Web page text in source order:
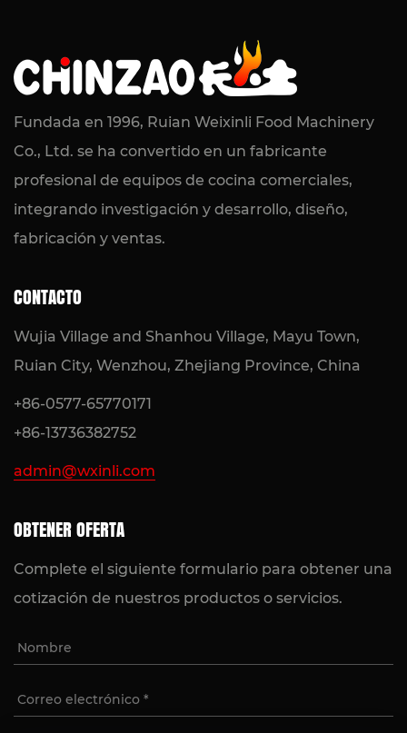
2026-07-24 / Noticias de la industria
Máquina eléctrica de baño María de
combustión en seco: calentamiento
confiable de alimentos para cocinas
comerciales
LEER MÁS
Fundada en 1996, Ruian Weixinli Food Machinery
Co., Ltd. se ha convertido en un fabricante
profesional de equipos de cocina comerciales,
integrando investigación y desarrollo, diseño,
fabricación y ventas.
CONTACTO
Wujia Village and Shanhou Village, Mayu Town,
Ruian City, Wenzhou, Zhejiang Province, China
+86-0577-65770171
+86-13736382752
admin@wxinli.com
OBTENER OFERTA
Complete el siguiente formulario para obtener una
cotización de nuestros productos o servicios.